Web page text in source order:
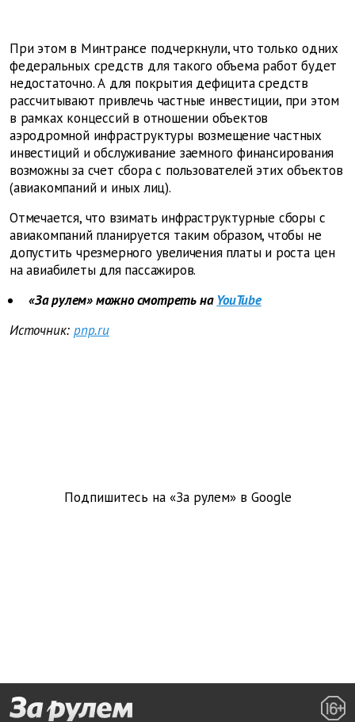
При этом в Минтрансе подчеркнули, что только одних
федеральных средств для такого объема работ будет
недостаточно. А для покрытия дефицита средств
рассчитывают привлечь частные инвестиции, при этом
в рамках концессий в отношении объектов
аэродромной инфраструктуры возмещение частных
инвестиций и обслуживание заемного финансирования
возможны за счет сбора с пользователей этих объектов
(авиакомпаний и иных лиц).
Отмечается, что взимать инфраструктурные сборы с
авиакомпаний планируется таким образом, чтобы не
допустить чрезмерного увеличения платы и роста цен
на авиабилеты для пассажиров.
«За рулем» можно смотреть на YouTube
Источник: pnp.ru
Подпишитесь на «За рулем» в Google